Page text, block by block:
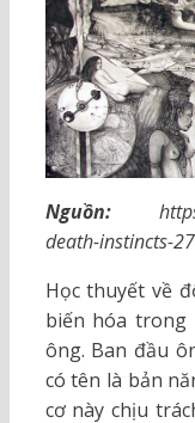
Nguồn:https://
death-instincts-
Học thuyết về
biến hóa trong
ông. Ban đầu
có tên là bản
cơ này chịu